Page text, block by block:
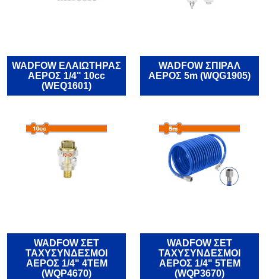
WADFOW ΕΛΑΙΩΤΗΡΑΣ
ΑΕΡΟΣ 1/4" 10cc
(WEQ1601)
WADFOW ΣΠΙΡΑΛ
ΑΕΡΟΣ 5m (WQG1905)
WADFOW ΣΕΤ
ΤΑΧΥΣΥΝΔΕΣΜΟΙ
ΑΕΡΟΣ 1/4" 4ΤΕΜ
(WQP4670)
WADFOW ΣΕΤ
ΤΑΧΥΣΥΝΔΕΣΜΟΙ
ΑΕΡΟΣ 1/4" 5ΤΕΜ
(WQP3670)